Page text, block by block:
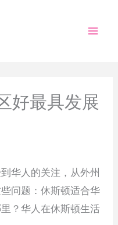
好最具发展
华人的关注，从外州
问题：休斯顿适合华
？华人在休斯顿生活